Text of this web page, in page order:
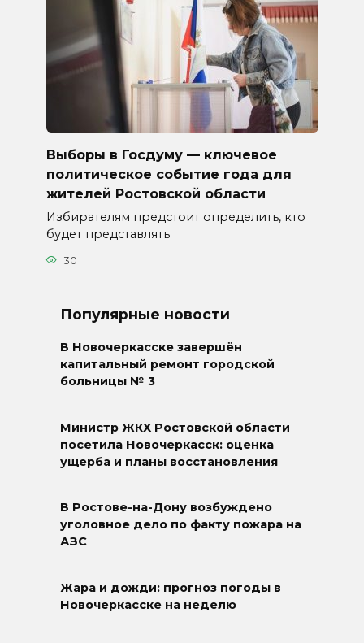
Выборы в Госдуму — ключевое
политическое событие года для
жителей Ростовской области
Избирателям предстоит определить, кто
будет представлять
30
Популярные новости
В Новочеркасске завершён
капитальный ремонт городской
больницы № 3
Министр ЖКХ Ростовской области
посетила Новочеркасск: оценка
ущерба и планы восстановления
В Ростове-на-Дону возбуждено
уголовное дело по факту пожара на
АЗС
Жара и дожди: прогноз погоды в
Новочеркасске на неделю